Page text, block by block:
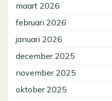
maart 2026
februari 2026
januari 2026
december 2025
november 2025
oktober 2025